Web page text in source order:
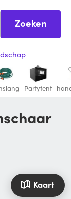
Zoeken
Partytent
Kaart